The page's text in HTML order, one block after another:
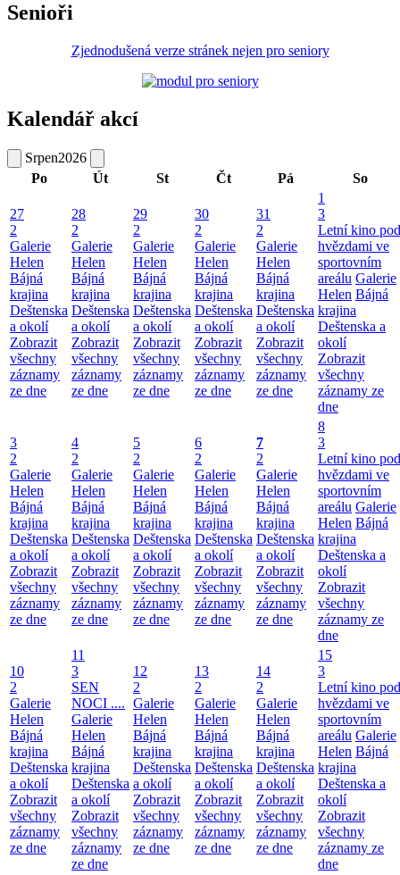
Senioři
Zjednodušená verze stránek nejen pro seniory
Kalendář akcí
Srpen2026
Po
Út St Čt Pá So
27
2
Galerie
Helen
Bájná
krajina
Deštenska
a okolí
Zobrazit
všechny
záznamy
ze dne
28
2
Galerie
Helen
Bájná
krajina
Deštenska
a okolí
Zobrazit
všechny
záznamy
ze dne
29
2
Galerie
Helen
Bájná
krajina
Deštenska
a okolí
Zobrazit
všechny
záznamy
ze dne
30
2
Galerie
Helen
Bájná
krajina
Deštenska
a okolí
Zobrazit
všechny
záznamy
ze dne
31
2
Galerie
Helen
Bájná
krajina
Deštenska
a okolí
Zobrazit
všechny
záznamy
ze dne
1
3
Letní kino pod
hvězdami ve
sportovním
areálu Galerie
Helen Bájná
krajina
Deštenska a
okolí
Zobrazit
všechny
záznamy ze
dne
3
2
Galerie
Helen
Bájná
krajina
Deštenska
a okolí
Zobrazit
všechny
záznamy
ze dne
4
2
Galerie
Helen
Bájná
krajina
Deštenska
a okolí
Zobrazit
všechny
záznamy
ze dne
5
2
Galerie
Helen
Bájná
krajina
Deštenska
a okolí
Zobrazit
všechny
záznamy
ze dne
6
2
Galerie
Helen
Bájná
krajina
Deštenska
a okolí
Zobrazit
všechny
záznamy
ze dne
7
2
Galerie
Helen
Bájná
krajina
Deštenska
a okolí
Zobrazit
všechny
záznamy
ze dne
8
3
Letní kino pod
hvězdami ve
sportovním
areálu Galerie
Helen Bájná
krajina
Deštenska a
okolí
Zobrazit
všechny
záznamy ze
dne
10
2
Galerie
Helen
Bájná
krajina
Deštenska
a okolí
Zobrazit
všechny
záznamy
ze dne
11
3
SEN
NOCI ....
Galerie
Helen
Bájná
krajina
Deštenska
a okolí
Zobrazit
všechny
záznamy
ze dne
12
2
Galerie
Helen
Bájná
krajina
Deštenska
a okolí
Zobrazit
všechny
záznamy
ze dne
13
2
Galerie
Helen
Bájná
krajina
Deštenska
a okolí
Zobrazit
všechny
záznamy
ze dne
14
2
Galerie
Helen
Bájná
krajina
Deštenska
a okolí
Zobrazit
všechny
záznamy
ze dne
15
3
Letní kino pod
hvězdami ve
sportovním
areálu Galerie
Helen Bájná
krajina
Deštenska a
okolí
Zobrazit
všechny
záznamy ze
dne